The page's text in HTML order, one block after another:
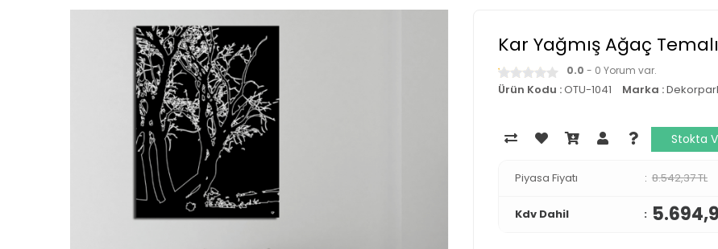
Kar Yağmış Ağaç
0.0 - 0 Yorum var.
Ürün Kodu :OTU-1041 Marka :
Stokta
Piyasa Fiyatı 8.542,37 TL
Kdv Dahil